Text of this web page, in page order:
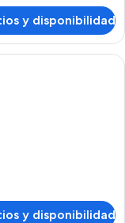
y disponibilidad
de hotel con dos camas,
y disponibilidad